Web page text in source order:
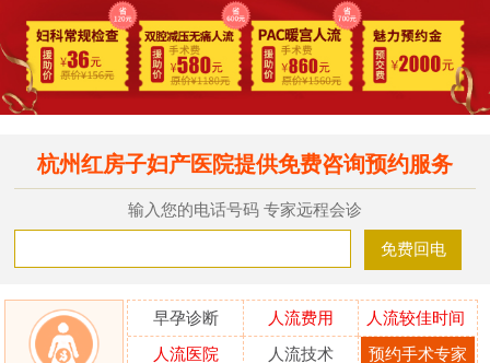
杭州红房子妇产医院提供免费咨询预约服务
输入您的电话号码 专家远程会诊
早孕诊断 人流费用
人流较佳时间
人流医院
人流技术 预约手术专家